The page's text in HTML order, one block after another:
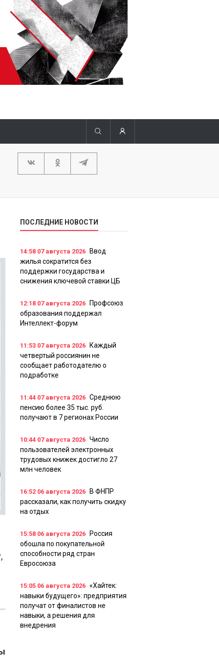
ПОСЛЕДНИЕ НОВОСТИ
14:58 07 августа 2026
Ввод
жилья сократится без
поддержки государства и
снижения ключевой ставки ЦБ
12:18 07 августа 2026
Профсоюз
образования поддержал
Интеллект-форум
11:53 07 августа 2026
Каждый
четвертый россиянин не
сообщает работодателю о
подработке
11:44 07 августа 2026 Среднюю
пенсию более 35 тыс. руб.
получают в 7 регионах России
10:44 07 августа 2026 Число
пользователей электронных
трудовых книжек достигло 27
млн человек
16:52 06 августа 2026
В ФНПР
рассказали, как получить скидку
на отдых
15:58 06 августа 2026
Россия
обошла по покупательной
способности ряд стран
Евросоюза
15:05 06 августа 2026 «Хайтек:
навыки будущего»: предприятия
получат от финалистов не
навыки, а решения для
внедрения